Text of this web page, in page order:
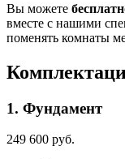
Вы можете
вместе с нашими
поменять комнаты
1. Фундамент
249 600 руб.